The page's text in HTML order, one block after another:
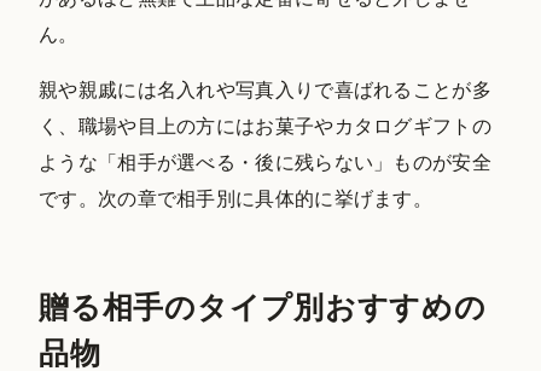
ん。
親や親戚には名入れや写真入りで喜ばれることが多
く、職場や目上の方にはお菓子やカタログギフトの
ような「相手が選べる・後に残らない」ものが安全
です。次の章で相手別に具体的に挙げます。
贈る相手のタイプ別おすすめの
品物